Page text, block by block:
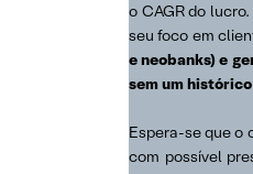
o CAGR do
seu foco em
e neobanks) e
sem um
Espera-se que o
com possível